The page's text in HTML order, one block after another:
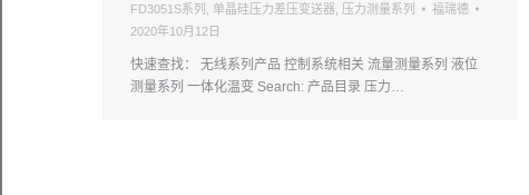
FD3051S系列 单晶硅压力差压变送器 压力测量系列
福瑞德
2020年10月12日
快速查找： 无线系列产品 控制系统相关 流量测量系列 液位
测量系列 一体化温变 Search: 产品目录 压力…